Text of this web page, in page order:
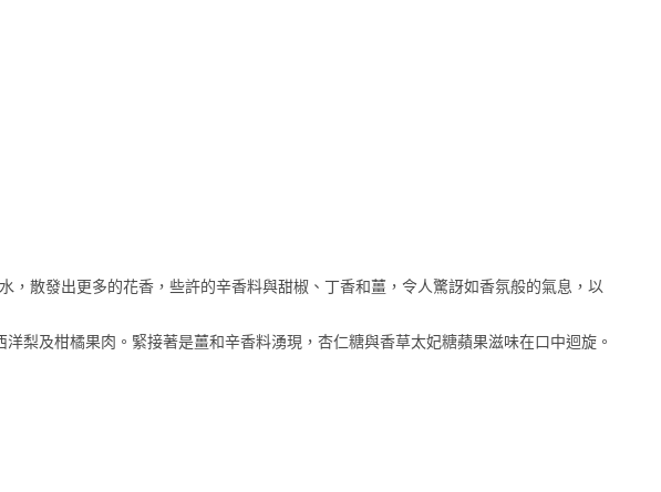
散發出更多的花香，些許的辛香料與甜椒、丁香和薑，令人驚訝如香氛般的氣息，以
梨及柑橘果肉。緊接著是薑和辛香料湧現，杏仁糖與香草太妃糖蘋果滋味在口中迴旋。